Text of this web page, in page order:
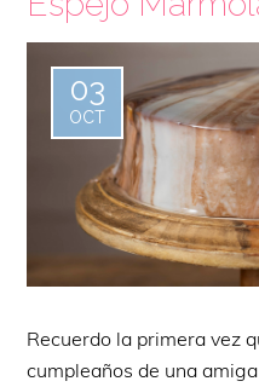
03
OCT
Recuerdo la primera vez
cumpleaños de una